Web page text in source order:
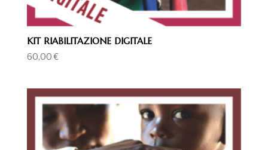
KIT RIABILITAZIONE DIGITALE
60,00€